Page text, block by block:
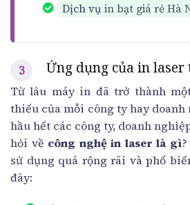
Dịch vụ in bạt giá rẻ Hà
Ứng dụng của in laser
Từ lâu máy in đã trở thành
thiếu của mỗi công ty hay doanh
hầu hết các công ty, doanh
hỏi về công nghệ in laser là gì
sử dụng quá rộng rãi và phổ
đây: